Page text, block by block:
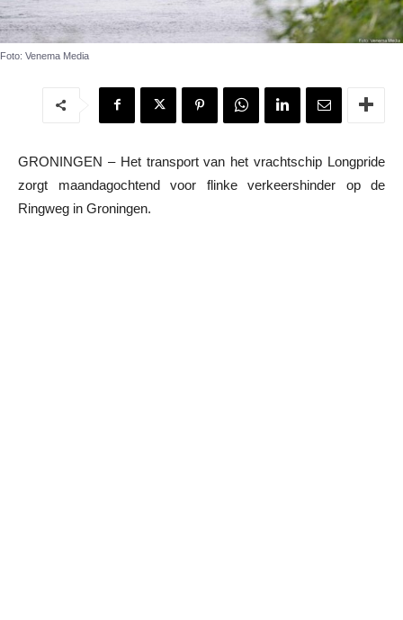
Foto: Venema Media
GRONINGEN – Het transport van het vrachtschip Longpride
zorgt maandagochtend voor flinke verkeershinder op de
Ringweg in Groningen.